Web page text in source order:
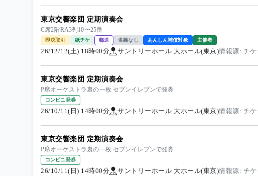
東京交響楽団 定期演奏会
C席2階RA3列10〜25番
即決取引 紙チケ 郵送 名義なし あんしん補償対象 主催者
26/12/12(土) 18時00分 サントリーホール 大ホール(東京)情報源: チケ
東京交響楽団 定期演奏会
P席オーケストラ裏の一枚 セブンイレブンで発券
コンビニ発券
26/10/11(日) 14時00分 サントリーホール 大ホール(東京)情報源: チケ
東京交響楽団 定期演奏会
P席オーケストラ裏の一枚 セブンイレブンで発券
コンビニ発券
26/10/11(日) 14時00分 サントリーホール 大ホール(東京)情報源: チケ